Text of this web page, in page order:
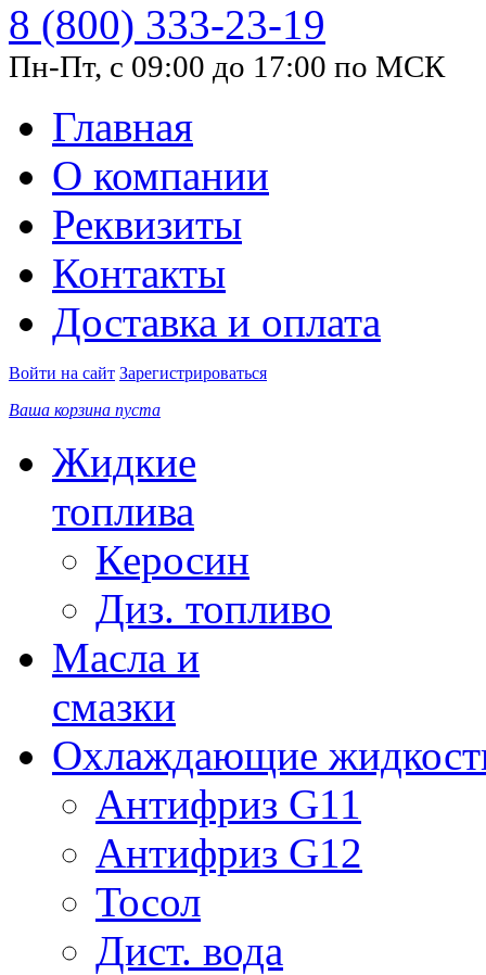
8 (800) 333-23-19
Пн-Пт, с 09:00 до 17:00 по МСК
Главная
О компании
Реквизиты
Контакты
Доставка и оплата
Войти на сайт Зарегистрироваться
Ваша корзина пуста
Жидкие
топлива
Керосин
Диз. топливо
Масла и
смазки
Охлаждающие
Антифриз G11
Антифриз G12
Тосол
Дист. вода